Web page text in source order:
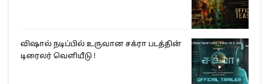
விஷால் நடிப்பில் உருவான சக்ரா படத்தின்
டிரைலர் வெளியீடு !